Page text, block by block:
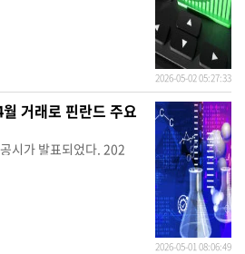
2026-05-02 05:27:33
거래로 핀란드 주요
)의 공시가 발표되었다. 202
2026-05-01 08:06:49